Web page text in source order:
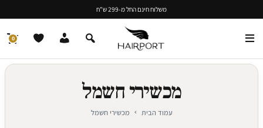
משלוח חינם החל מ-299 ש"ח
0
מכשירי חשמל
עמוד הבית מכשירי חשמל